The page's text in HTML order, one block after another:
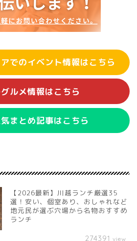
でのイベント情報はこちら
ルメ情報はこちら
まとめ記事はこちら
【2026最新】川越ランチ厳選35
選！安い、個室あり、おしゃれなど
地元民が選ぶ穴場から名物おすすめ
ランチ
274391 view